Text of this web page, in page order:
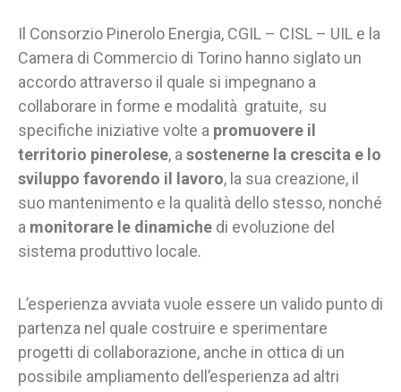
Il Consorzio Pinerolo Energia, CGIL – CISL – UIL e la
Camera di Commercio di Torino hanno siglato un
accordo attraverso il quale si impegnano a
collaborare in forme e modalità gratuite, su
specifiche iniziative volte a promuovere il
territorio pinerolese, a sostenerne la crescita e lo
sviluppo favorendo il lavoro, la sua creazione, il
suo mantenimento e la qualità dello stesso, nonché
a monitorare le dinamiche di evoluzione del
sistema produttivo locale.
L’esperienza avviata vuole essere un valido punto di
partenza nel quale costruire e sperimentare
progetti di collaborazione, anche in ottica di un
possibile ampliamento dell’esperienza ad altri